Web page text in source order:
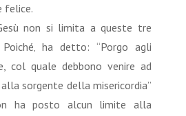
felice.
non si limita a queste tre
ha detto: “Porgo agli
col quale debbono venire ad
sorgente della misericordia”
ha posto alcun limite alla